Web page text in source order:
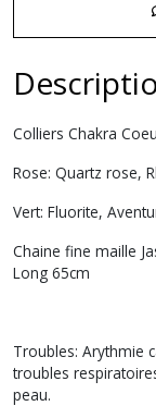
Colliers Chakra
Rose: Quartz rose,
Vert: Fluorite,
Chaine fine maille
Long 65cm
Troubles: Arythmie
troubles
peau.